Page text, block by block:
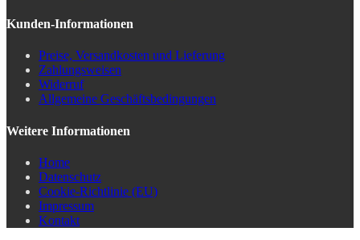
Kunden-Informationen
Preise, Versandkosten und Lieferung
Zahlungsweisen
Widerruf
Allgemeine Geschäftsbedingungen
Weitere Informationen
Home
Datenschutz
Cookie-Richtlinie (EU)
Impressum
Kontakt